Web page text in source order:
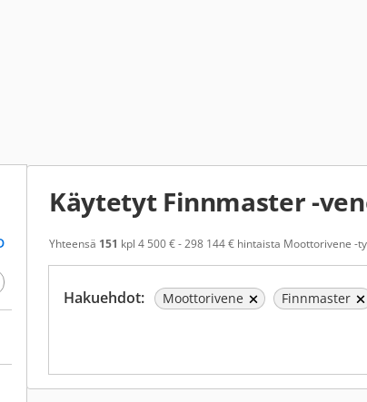
Käytetyt Finnmaster -
Yhteensä 151 kpl 4 500 € - 298 144 € hintaista Moottorivene -
Hakuehdot: Moottorivene Finnmaster